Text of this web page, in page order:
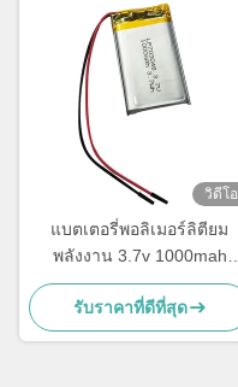
วิดีโอ
แบตเตอรี่พอลิเมอร์ลิตียม
พลังงาน 3.7v 1000mah
แบตเตอรี่ LiPo 703048
รับราคาที่ดีที่สุด